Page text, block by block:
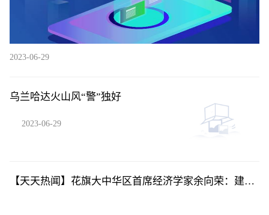
2023-06-29
乌兰哈达火山风“警”独好
2023-06-29
【天天热闻】花旗大中华区首席经济学家余向荣：建议